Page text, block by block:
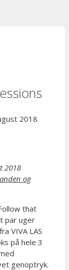
2018
2018
og
that
par uger
VIVA LAS
på hele 3
genoptryk.